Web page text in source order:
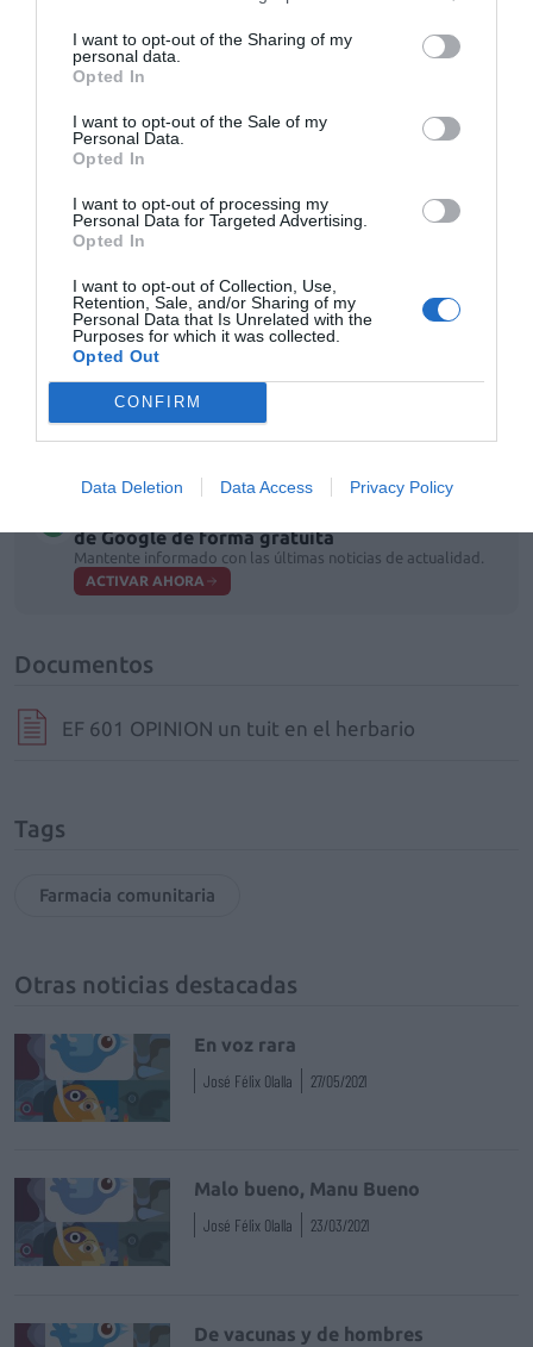
I want to opt-out of the Sharing of my
personal data.
Opted In
I want to opt-out of the Sale of my
Personal Data.
Opted In
I want to opt-out of processing my
Personal Data for Targeted Advertising.
Opted In
I want to opt-out of Collection, Use,
Retention, Sale, and/or Sharing of my
Personal Data that Is Unrelated with the
Purposes for which it was collected.
Opted Out
CONFIRM
Data Deletion Data Access Privacy Policy
estará en condiciones de devolver al César lo que
pertenece al César.
Un duende doméstico de barba cerrada, ataviado a la
manera tradicional con traje abigarrado y caperuza
monástica, me ayudaba a preparar las fórmulas
Yuso, en la provincia de Burgos. No sé si vivía allí desde
los tiempos antiguos o si se había incorporado más
juntos y con suma eficacia. Era habilidoso, aunque un
tanto malhumorado, y llegué a tenerle aprecio. Un día
desapareció sin avisar, pero me dejó una nota bastante
cruel escrita en latín que decía: «No soporto que me
leas tus versos mientras trabajo».
querido saber nada más de él.
de Google de forma gratuita
Mantente informado con las últimas noticias de actualidad.
ACTIVAR AHORA
Documentos
EF 601 OPINION un tuit en el herbario
Tags
Farmacia comunitaria
Otras noticias destacadas
En voz rara
José Félix Olalla 27/05/2021
Malo bueno, Manu Bueno
José Félix Olalla 23/03/2021
De vacunas y de hombres